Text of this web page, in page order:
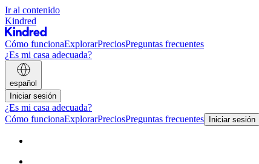
Ir al contenido
Kindred
Cómo funcionaExplorarPreciosPreguntas frecuentes
¿Es mi casa adecuada?
español
Iniciar sesión
¿Es mi casa adecuada?
Cómo funcionaExplorarPreciosPreguntas frecuentes Iniciar sesión